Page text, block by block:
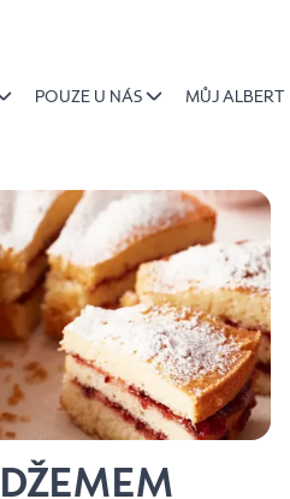
POUZE U NÁS MŮJ ALBERT